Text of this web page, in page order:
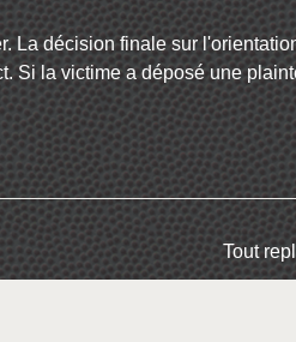
La décision finale sur
Si la victime a déposé une
Tout